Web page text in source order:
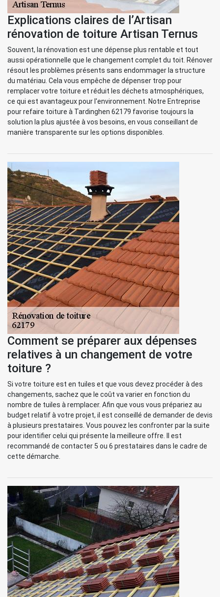
Explications claires de l’Artisan
rénovation de toiture Artisan Ternus
Souvent, la rénovation est une dépense plus rentable et tout
aussi opérationnelle que le changement complet du toit. Rénover
résout les problèmes présents sans endommager la structure
du matériau. Cela vous empêche de dépenser trop pour
remplacer votre toiture et réduit les déchets atmosphériques,
ce qui est avantageux pour l'environnement. Notre Entreprise
pour refaire toiture à Tardinghen 62179 favorise toujours la
solution la plus ajustée à vos besoins, en vous conseillant de
manière transparente sur les options disponibles.
Comment se préparer aux dépenses
relatives à un changement de votre
toiture ?
Si votre toiture est en tuiles et que vous devez procéder à des
changements, sachez que le coût va varier en fonction du
nombre de tuiles à remplacer. Afin que vous vous prépariez au
budget relatif à votre projet, il est conseillé de demander de devis
à plusieurs prestataires. Vous pouvez les confronter par la suite
pour identifier celui qui présente la meilleure offre. Il est
recommandé de contacter 5 ou 6 prestataires dans le cadre de
cette démarche.